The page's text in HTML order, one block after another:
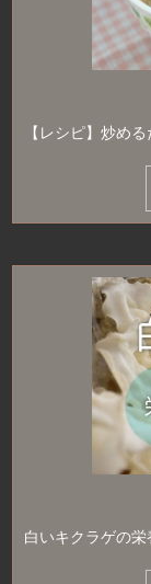
【レシピ】炒め
白いキクラゲの